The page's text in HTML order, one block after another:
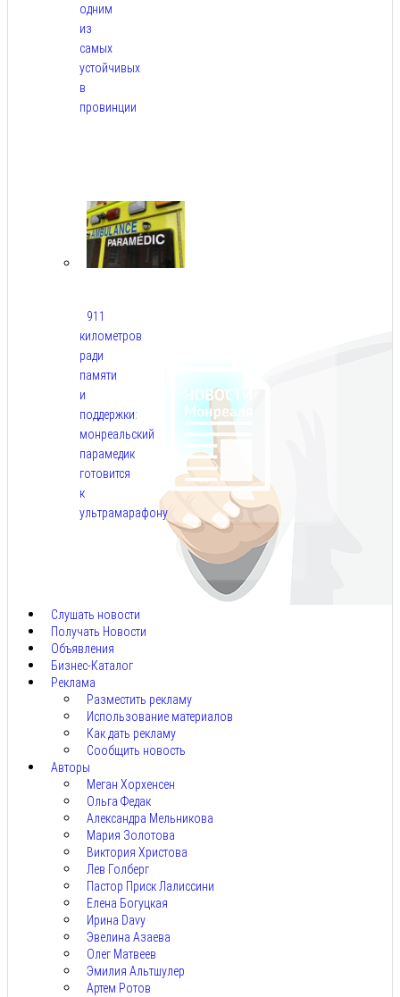
одним
из
самых
устойчивых
в
провинции
911
километров
ради
памяти
и
поддержки:
монреальский
парамедик
готовится
к
ультрамарафону
Слушать новости
Получать Новости
Объявления
Бизнес-Каталог
Реклама
Разместить рекламу
Использование материалов
Как дать рекламу
Сообщить новость
Авторы
Меган Хорхенсен
Ольга Федак
Александра Мельникова
Мария Золотова
Виктория Христова
Лев Голберг
Пастор Приск Лалиссини
Елена Богуцкая
Ирина Davy
Эвелина Азаева
Олег Матвеев
Эмилия Альтшулер
Артем Ротов